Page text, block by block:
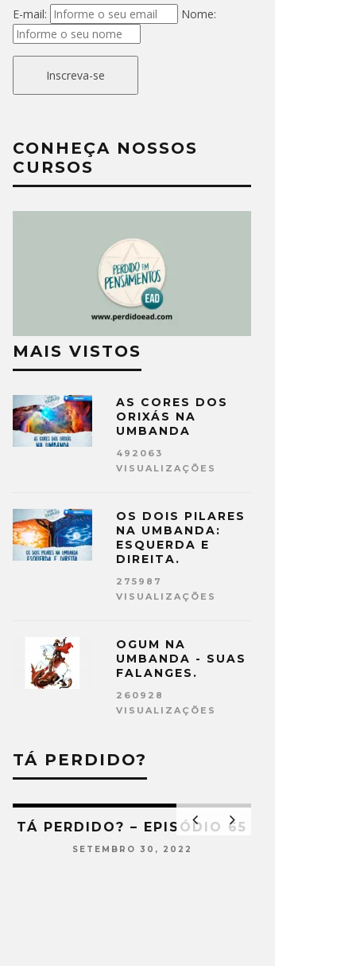
E-mail: Nome:
Inscreva-se
CONHEÇA NOSSOS
CURSOS
MAIS VISTOS
AS CORES DOS
ORIXÁS NA
UMBANDA
492063
VISUALIZAÇÕES
OS DOIS PILARES
NA UMBANDA:
ESQUERDA E
DIREITA.
275987
VISUALIZAÇÕES
OGUM NA
UMBANDA - SUAS
FALANGES.
260928
VISUALIZAÇÕES
TÁ PERDIDO?
TÁ PERDIDO? – EPISÓDIO 65
SETEMBRO 30, 2022